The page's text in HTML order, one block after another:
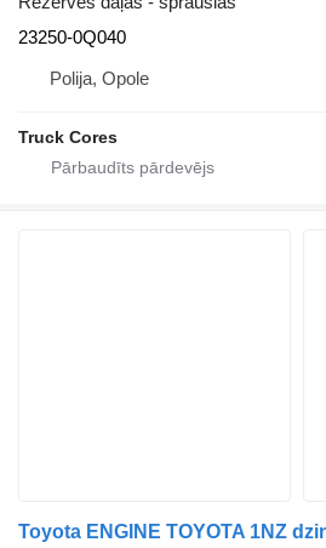
23250-0Q040
Polija, Opole
Truck Cores